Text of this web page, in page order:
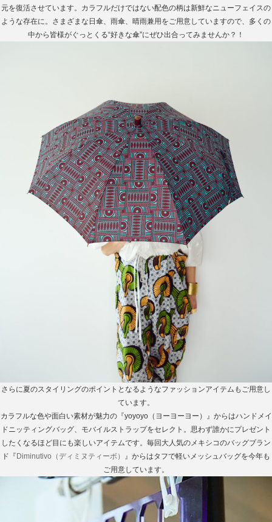
元を復活させています。カラフルだけではない配色の柄は新鮮なニューフェイスの
ような存在に。さまざまな日傘、雨傘、晴雨兼用をご用意していますので、多くの
中から皆様がぐっとくる“好きな傘”にぜひ出合ってみませんか？！
さらに夏のスタイリングのポイントとなるようなファッションアイテムもご用意し
ています。
カラフルな色や面白い素材が魅力の『yoyoyo（ヨーヨーヨー）』からはハンドメイ
ドニッティングバッグ、モバイルストラップをセレクト。思わず誰かにプレゼント
したくなるほど目にも楽しいアイテムです。毎回大人気のメキシコのバッグブラン
ド『 Diminutivo（ディミヌティーボ） 』からはタフで軽いメッシュバッグを今年も
ご用意しています。